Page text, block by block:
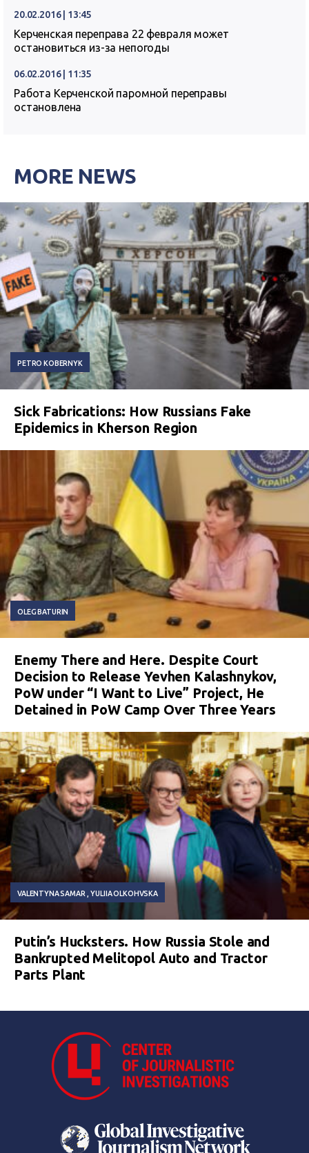
20.02.2016 | 13:45
Керченская переправа 22 февраля может
остановиться из-за непогоды
06.02.2016 | 11:35
Работа Керченской паромной переправы
остановлена
MORE NEWS
PETRO KOBERNYK
Sick Fabrications: How Russians Fake
Epidemics in Kherson Region
OLEG BATURIN
Enemy There and Here. Despite Court
Decision to Release Yevhen Kalashnykov,
PoW under “I Want to Live” Project, He
Detained in PoW Camp Over Three Years
VALENTYNA SAMAR YULIIA OLKOHVSKA
Putin’s Hucksters. How Russia Stole and
Bankrupted Melitopol Auto and Tractor
Parts Plant